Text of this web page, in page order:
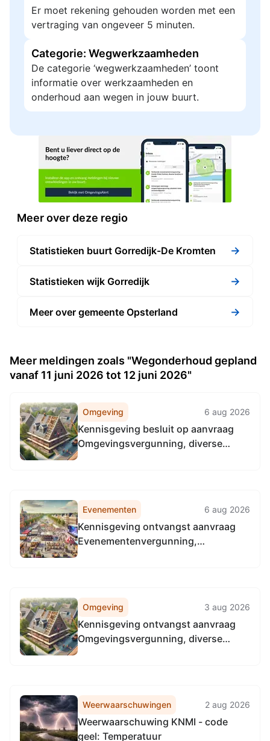
Er moet rekening gehouden worden met een
vertraging van ongeveer 5 minuten.
Categorie: Wegwerkzaamheden
De categorie ‘wegwerkzaamheden’ toont
informatie over werkzaamheden en
onderhoud aan wegen in jouw buurt.
Meer over deze regio
Statistieken buurt Gorredijk-De Kromten →
Statistieken wijk Gorredijk →
Meer over gemeente Opsterland →
Meer meldingen zoals "Wegonderhoud gepland
vanaf 11 juni 2026 tot 12 juni 2026"
Omgeving 6 aug 2026
Kennisgeving besluit op aanvraag
Omgevingsvergunning, diverse
Evenementen 6 aug 2026
Kennisgeving ontvangst aanvraag
Evenementenvergunning,
Omgeving 3 aug 2026
Kennisgeving ontvangst aanvraag
Omgevingsvergunning, diverse
Weerwaarschuwingen 2 aug 2026
Weerwaarschuwing KNMI - code
geel: Temperatuur